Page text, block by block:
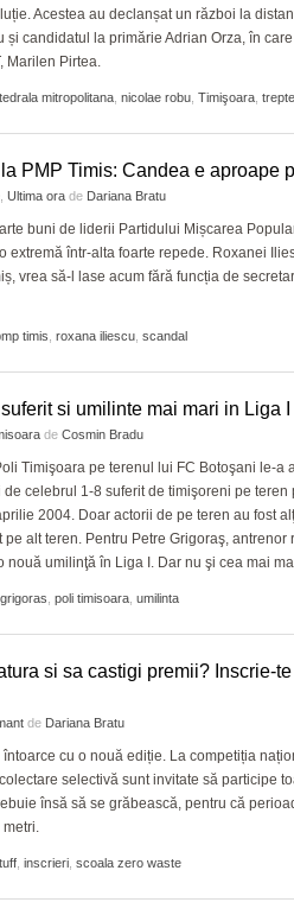
Acestea au declanșat un război la
și candidatul la primărie Adrian Orza, în
Marilen Pirtea.
mitropolitana nicolae robu Timişoara trepte
PMP Timis: Candea e aproape
Ultima ora de Dariana Bratu
buni de liderii Partidului Mișcarea
extremă într-alta foarte repede. Roxanei
vrea să-l lase acum fără funcția de
timis roxana iliescu scandal
si umilinte mai mari in Liga I
de Cosmin Bradu
Timişoara pe terenul lui FC Botoşani le-a
celebrul 1-8 suferit de timişoreni pe teren
2004. Doar actorii de pe teren au fost
pe alt teren. Pentru Petre Grigoraş, antrenor
nouă umilinţă în Liga I. Dar nu şi cea mai
poli timisoara umilinta
si sa castigi premii? Inscrie-
de Dariana Bratu
cu o nouă ediție. La competiția
selectivă sunt invitate să participe
însă să se grăbească, pentru că
metri.
inscrieri scoala zero waste